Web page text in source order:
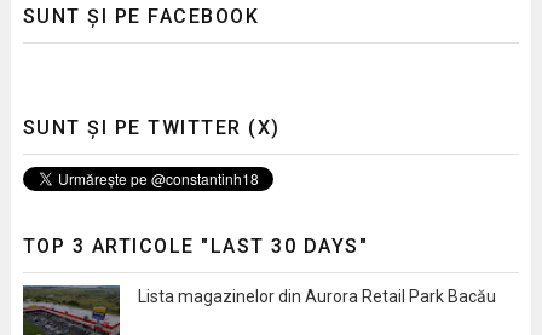
SUNT ȘI PE FACEBOOK
SUNT ȘI PE TWITTER (X)
TOP 3 ARTICOLE "LAST 30 DAYS"
Lista magazinelor din Aurora Retail Park Bacău